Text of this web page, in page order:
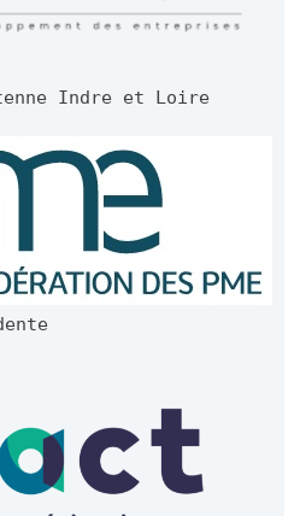
Indre et Loire